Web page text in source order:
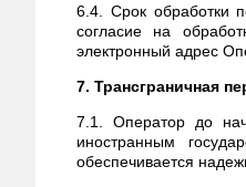
6.4. Срок обработки
согласие на
электронный адрес
7. Трансграничная
7.1. Оператор до
иностранным
обеспечивается